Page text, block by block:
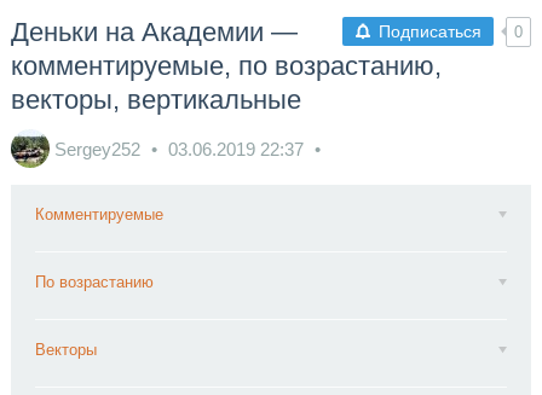
Подписаться 0
Деньки на Академии —
комментируемые, по возрастанию,
векторы, вертикальные
Sergey252 03.06.2019 22:37
Комментируемые
По возрастанию
Векторы